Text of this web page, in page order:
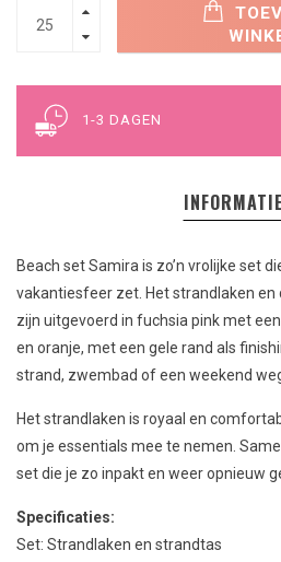
1-3 DAGEN
INFORMATIE
Beach set Samira is zo’n vrolijke set
vakantiesfeer zet. Het strandlaken en
zijn uitgevoerd in fuchsia pink met
en oranje, met een gele rand als
strand, zwembad of een weekend
Het strandlaken is royaal en
om je essentials mee te nemen.
set die je zo inpakt en weer opnieuw
Specificaties:
Set: Strandlaken en strandtas